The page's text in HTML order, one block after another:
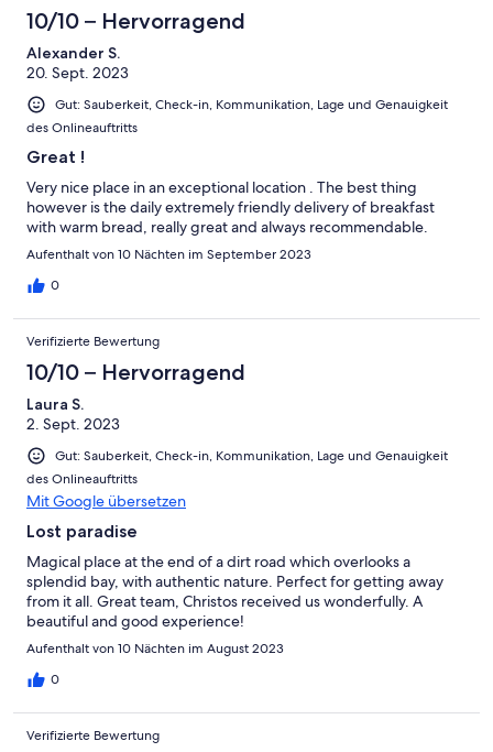
10/10 – Hervorragend
Alexander S.
20. Sept. 2023
Gut: Sauberkeit, Check-in, Kommunikation, Lage und Genauigkeit
des Onlineauftritts
Great !
Very nice place in an exceptional location . The best thing
however is the daily extremely friendly delivery of breakfast
with warm bread, really great and always recommendable.
Aufenthalt von 10 Nächten im September 2023
0
Verifizierte Bewertung
10/10 – Hervorragend
Laura S.
2. Sept. 2023
Gut: Sauberkeit, Check-in, Kommunikation, Lage und Genauigkeit
des Onlineauftritts
Mit Google übersetzen
Lost paradise
Magical place at the end of a dirt road which overlooks a
splendid bay, with authentic nature. Perfect for getting away
from it all. Great team, Christos received us wonderfully. A
beautiful and good experience!
Aufenthalt von 10 Nächten im August 2023
0
Verifizierte Bewertung